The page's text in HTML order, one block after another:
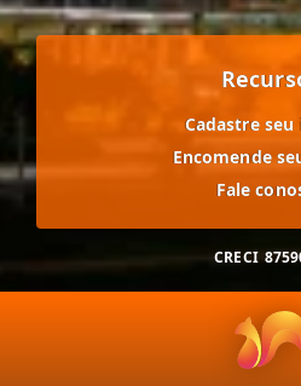
Cadastre
Encomende
Fale
CRECI